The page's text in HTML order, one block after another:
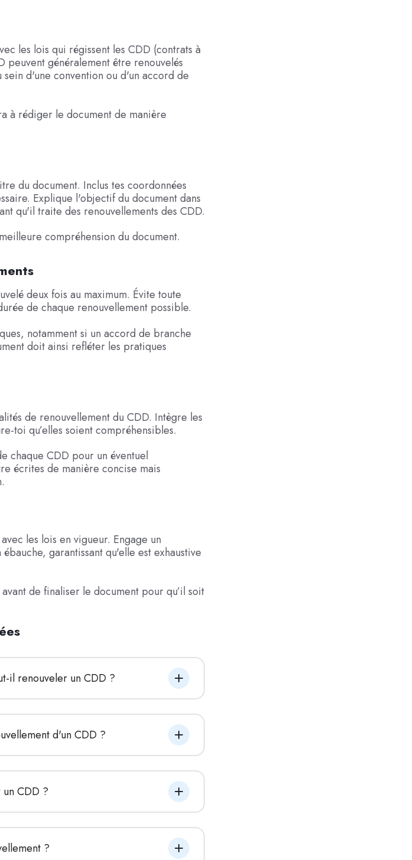
les lois qui régissent les CDD (contrats à
peuvent généralement être renouvelés
d'une convention ou d'un accord de
à rédiger le document de manière
du document. Inclus tes coordonnées
Explique l'objectif du document dans
qu'il traite des renouvellements des CDD.
compréhension du document.
deux fois au maximum. Évite toute
de chaque renouvellement possible.
notamment si un accord de branche
doit ainsi refléter les pratiques
de renouvellement du CDD. Intègre les
toi qu’elles soient compréhensibles.
chaque CDD pour un éventuel
écrites de manière concise mais
les lois en vigueur. Engage un
garantissant qu'elle est exhaustive
de finaliser le document pour qu’il soit
il renouveler un CDD ?
d'un CDD ?
CDD ?
?